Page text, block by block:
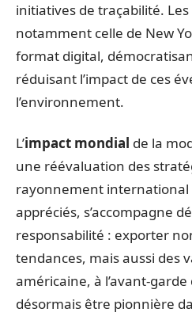
initiatives de traçabilité. Les
notamment celle de New
format digital,
réduisant l’impact de ces
l’environnement.
L’impact mondial de la
une réévaluation des
rayonnement international
appréciés, s’accompagne
responsabilité : exporter
tendances, mais aussi des
américaine, à l’avant-
désormais être pionnière